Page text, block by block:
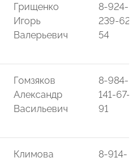
Грищенко
Игорь
Валерьевич
8-924-
239-62-
54
Гомзяков
Александр
Васильевич
8-984-
141-67-
91
Климова
8-914-